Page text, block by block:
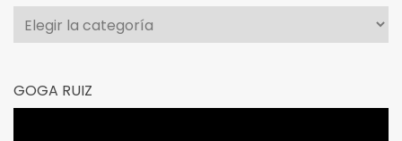
Categorías
GOGA RUIZ